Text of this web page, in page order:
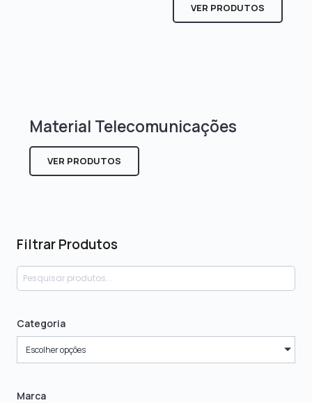
Filtrar Produtos
Categoria
Escolher opções
Marca
VER PRODUTOS
Material Telecomunicações
VER PRODUTOS